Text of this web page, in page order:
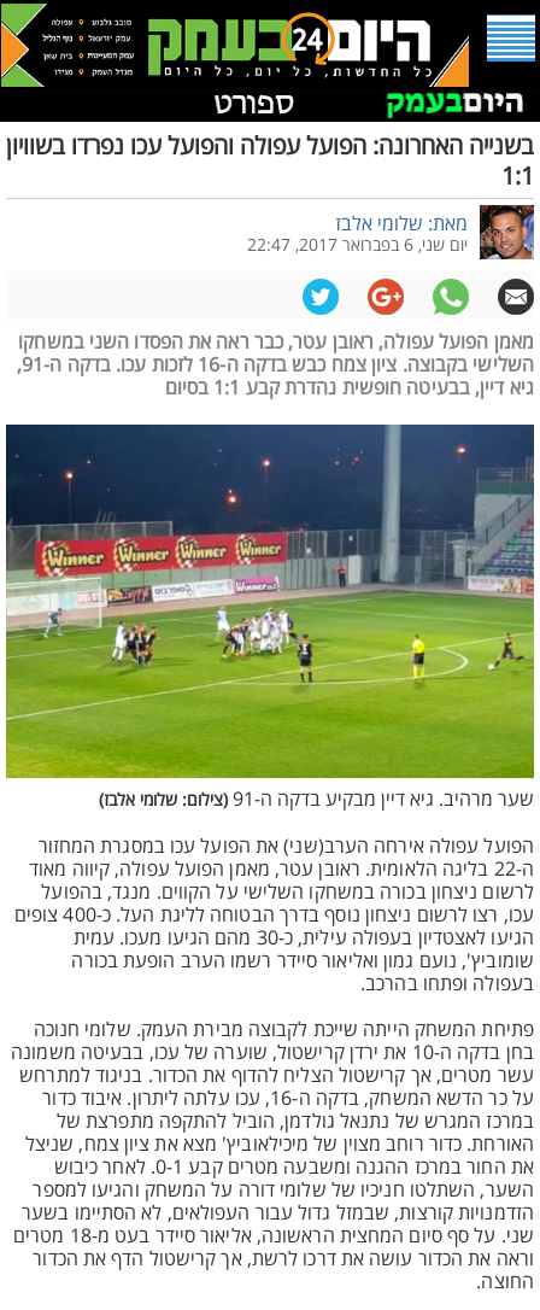
בשנייה האחרונה: הפועל עפולה והפועל עכו נפרדו בשוויון
1:1
מאת: שלומי אלבז
יום שני, 6 בפברואר 2017, 22:47
מאמן הפועל עפולה, ראובן עטר, כבר ראה את הפסדו השני במשחקו
השלישי בקבוצה. ציון צמח כבש בדקה ה-16 לזכות עכו. בדקה ה-91,
גיא דיין, בבעיטה חופשית נהדרת קבע 1:1 בסיום
שער מרהיב. גיא דיין מבקיע בדקה ה-91 (צילום: שלומי אלבז)
הפועל עפולה אירחה הערב(שני) את הפועל עכו במסגרת המחזור
ה-22 בליגה הלאומית. ראובן עטר, מאמן הפועל עפולה, קיווה מאוד
לרשום ניצחון בכורה במשחקו השלישי על הקווים. מנגד, בהפועל
עכו, רצו לרשום ניצחון נוסף בדרך הבטוחה לליגת העל. כ-400 צופים
הגיעו לאצטדיון בעפולה עילית, כ-30 מהם הגיעו מעכו. עמית
שומוביץ', נועם גמון ואליאור סיידר רשמו הערב הופעת בכורה
בעפולה ופתחו בהרכב.
פתיחת המשחק הייתה שייכת לקבוצה מבירת העמק. שלומי חנוכה
בחן בדקה ה-10 את ירדן קרישטול, שוערה של עכו, בבעיטה משמונה
עשר מטרים, אך קרישטול הצליח להדוף את הכדור. בניגוד למתרחש
על כר הדשא המשחק, בדקה ה-16, עכו עלתה ליתרון. איבוד כדור
במרכז המגרש של נתנאל גולדמן, הוביל להתקפה מתפרצת של
האורחת. כדור רוחב מצוין של מיכילאוביץ' מצא את ציון צמח, שניצל
את החור במרכז ההגנה ומשבעה מטרים קבע 0-1. לאחר כיבוש
השער, השתלטו חניכיו של שלומי דורה על המשחק והגיעו למספר
הזדמנויות קורצות, שבמזל גדול עבור העפולאים, לא הסתיימו בשער
שני. על סף סיום המחצית הראשונה, אליאור סיידר בעט מ-18 מטרים
וראה את הכדור עושה את דרכו לרשת, אך קרישטול הדף את הכדור
החוצה.